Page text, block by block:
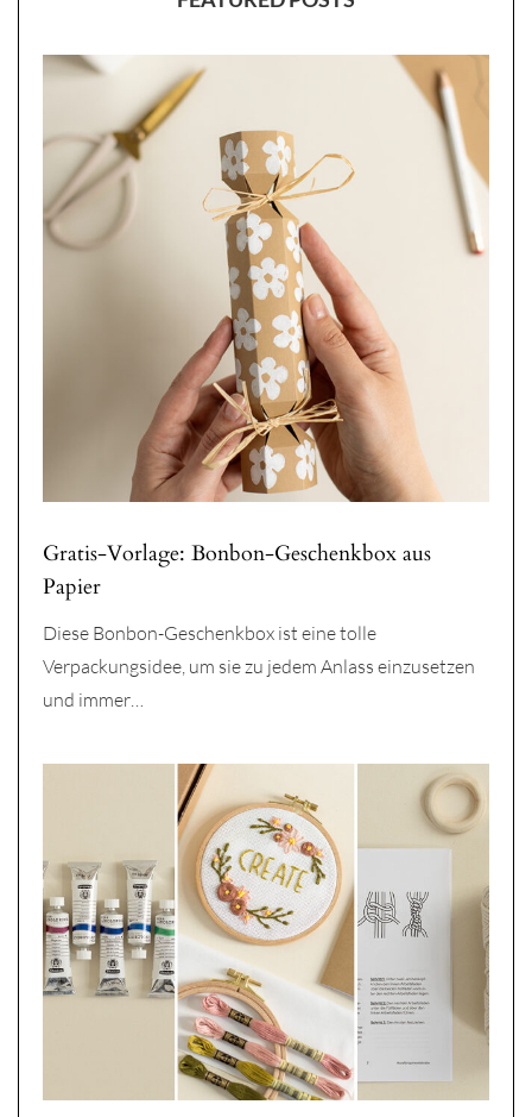
Gratis-Vorlage: Bonbon-Geschenkbox aus
Papier
Diese Bonbon-Geschenkbox ist eine tolle
Verpackungsidee, um sie zu jedem Anlass einzusetzen
und immer…